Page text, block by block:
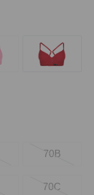
70B
70C